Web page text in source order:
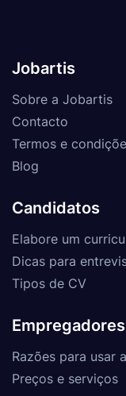
Jobartis
Sobre a Jobartis
Contacto
Termos e
Blog
Candidatos
Elabore um
Dicas para
Tipos de CV
Empregadores
Razões para usar
Preços e serviços